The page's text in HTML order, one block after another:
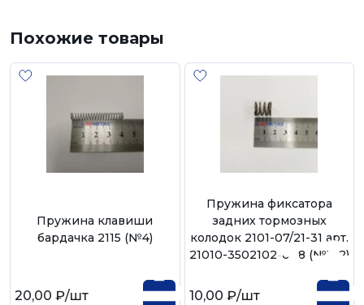
Похожие товары
Пружина клавиши
бардачка 2115 (№4)
20,00 ₽/шт
Пружина фиксатора
задних тормозных
колодок 2101-07/21-31 арт.
21010-3502102-008 (№172)
10,00 ₽/шт